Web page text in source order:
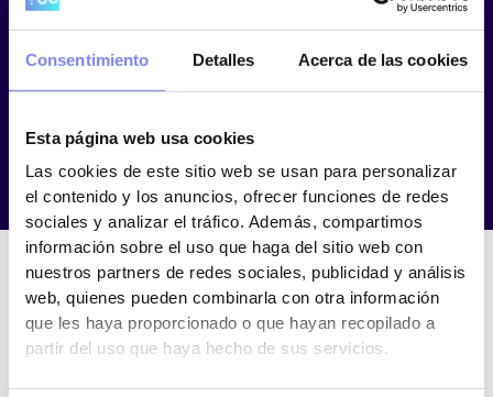
Consentimiento Detalles Acerca de las cookies
Esta página web usa cookies
Las cookies de este sitio web se usan para personalizar
el contenido y los anuncios, ofrecer funciones de redes
sociales y analizar el tráfico. Además, compartimos
información sobre el uso que haga del sitio web con
nuestros partners de redes sociales, publicidad y análisis
web, quienes pueden combinarla con otra información
que les haya proporcionado o que hayan recopilado a
partir del uso que haya hecho de sus servicios.
autónomos y emprendedores, ahora
puedes llevar tu gestión fiscal,
¿POR QUÉ CONTRATAR YOU